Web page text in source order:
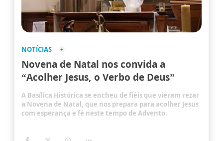
NOTÍCIAS
Novena de Natal nos convida a
“Acolher Jesus, o Verbo de Deus”
A Basílica Histórica se encheu de fiéis que vieram rezar
a Novena de Natal, que nos prepara para acolher Jesus
com esperança e fé neste tempo de Advento.